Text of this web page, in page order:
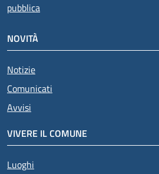
pubblica
NOVITÀ
Notizie
Comunicati
Avvisi
VIVERE IL COMUNE
Luoghi